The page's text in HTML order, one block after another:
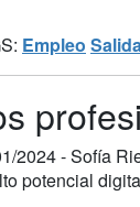
Empleo
2024 -Sofía
potencial